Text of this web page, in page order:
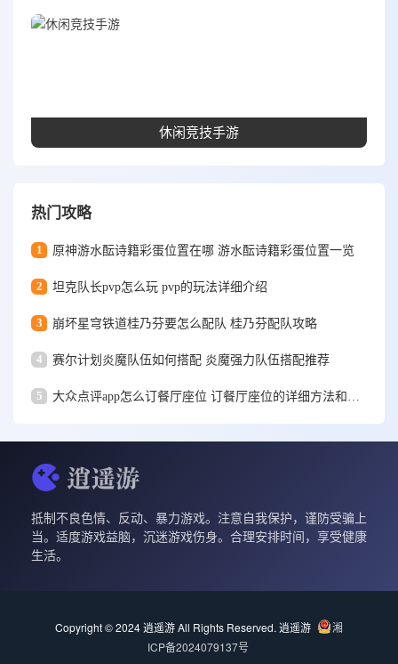
休闲竞技手游
热门攻略
1 原神游水酝诗籍彩蛋位置在哪 游水酝诗籍彩蛋位置一览
2 坦克队长pvp怎么玩 pvp的玩法详细介绍
3 崩坏星穹铁道桂乃芬要怎么配队 桂乃芬配队攻略
4 赛尔计划炎魔队伍如何搭配 炎魔强力队伍搭配推荐
5
抵制不良色情、反动、暴力游戏。注意自我保护，谨防受骗上
当。适度游戏益脑，沉迷游戏伤身。合理安排时间，享受健康
生活。
Copyright © 2024 逍遥游 All Rights Reserved. 逍遥游
湘
ICP备2024079137号